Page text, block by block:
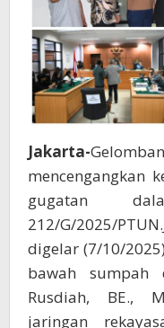
Jakarta-
mencengangkan
gugatan
212/G/2025/
digelar (7/10/
bawah
Rusdiah, BE.,
jaringan